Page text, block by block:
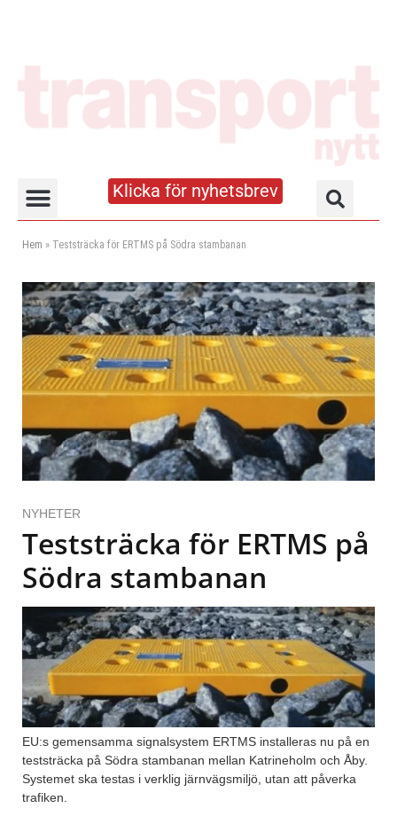
Klicka för nyhetsbrev
Hem » Teststräcka för ERTMS på Södra stambanan
NYHETER
Teststräcka för ERTMS på
Södra stambanan
EU:s gemensamma signalsystem ERTMS installeras nu på en
teststräcka på Södra stambanan mellan Katrineholm och Åby.
Systemet ska testas i verklig järnvägsmiljö, utan att påverka
trafiken.